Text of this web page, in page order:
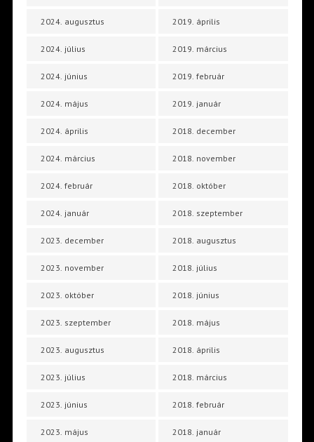
2024. augusztus
2024. július
2024. június
2024. május
2024. április
2024. március
2024. február
2024. január
2023. december
2023. november
2023. október
2023. szeptember
2023. augusztus
2023. július
2023. június
2023. május
2019. április
2019. március
2019. február
2019. január
2018. december
2018. november
2018. október
2018. szeptember
2018. augusztus
2018. július
2018. június
2018. május
2018. április
2018. március
2018. február
2018. január